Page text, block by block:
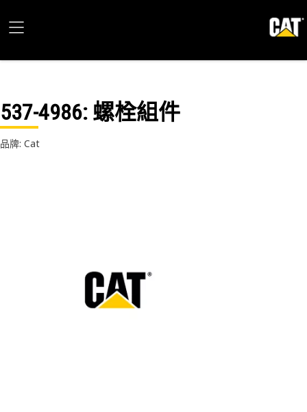
537-4986: 螺栓組件
品牌: Cat